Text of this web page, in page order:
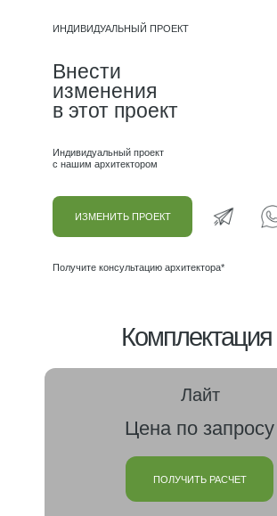
7.Комната/санузел
9.Комната
10.Мастер-спальня
Индивидуальный проект
с нашим архитектором
ИЗМЕНИТЬ ПРОЕКТ
ИНДИВИДУАЛЬНЫЙ ПРОЕКТ
Получите консультацию архитектора*
Внести
изменения
в этот проект
Комплектация
Лайт
ПОЛУЧИТЬ РАСЧЕТ
Цена по запросу